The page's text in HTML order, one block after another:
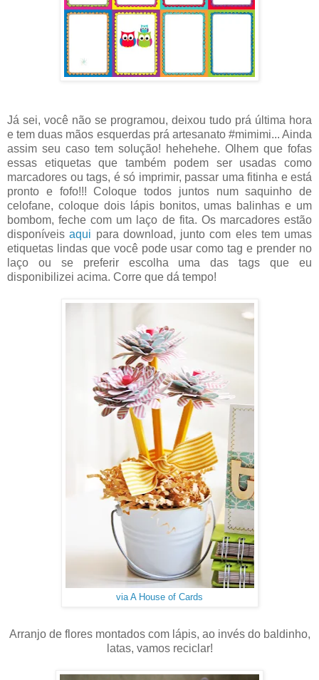
Já sei, você não se programou, deixou tudo prá última hora
e tem duas mãos esquerdas prá artesanato #mimimi... Ainda
assim seu caso tem solução! hehehehe. Olhem que fofas
essas etiquetas que também podem ser usadas como
marcadores ou tags, é só imprimir, passar uma fitinha e está
pronto e fofo!!! Coloque todos juntos num saquinho de
celofane, coloque dois lápis bonitos, umas balinhas e um
bombom, feche com um laço de fita. Os marcadores estão
disponíveisaqui para download, junto com eles tem umas
etiquetas lindas que você pode usar como tag e prender no
laço ou se preferir escolha uma das tags que eu
disponibilizei acima. Corre que dá tempo!
via A House of Cards
Arranjo de flores montados com lápis, ao invés do baldinho,
latas, vamos reciclar!